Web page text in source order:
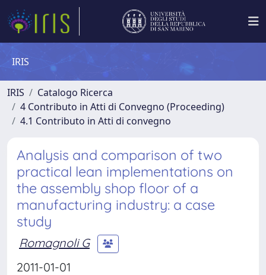
IRIS
IRIS
Catalogo Ricerca
4 Contributo in Atti di Convegno (Proceeding)
4.1 Contributo in Atti di convegno
Analysis and comparison of two
practical lean implementations on
the assembly shop floor of a
manufacturing industry: a case
study
Romagnoli G
2011-01-01